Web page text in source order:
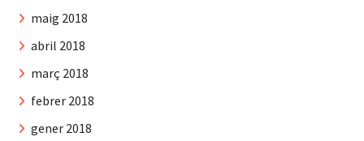
maig 2018
abril 2018
març 2018
febrer 2018
gener 2018